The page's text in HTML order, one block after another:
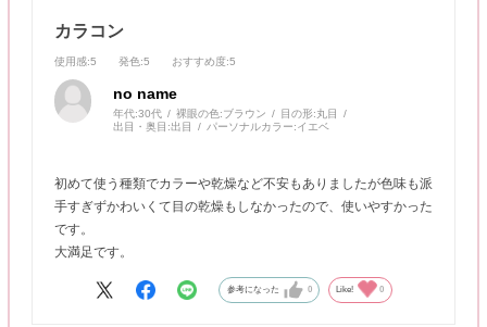
カラコン
使用感:5 発色:5 おすすめ度:5
no name
年代:30代 裸眼の色:ブラウン 目の形:丸目
出目・奥目:出目 パーソナルカラー:イエベ
初めて使う種類でカラーや乾燥など不安もありましたが色味も派
手すぎずかわいくて目の乾燥もしなかったので、使いやすかった
です。
大満足です。
参考になった 0 Like! 0